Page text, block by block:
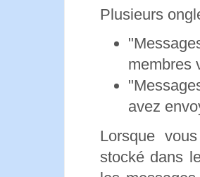
Plusieurs
membres
avez
Lorsque
stocké dans